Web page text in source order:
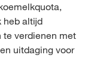
heb altijd
te verdienen met
uitdaging voor